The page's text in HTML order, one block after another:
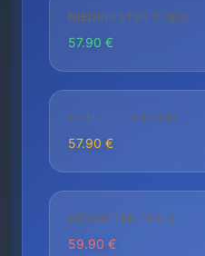
NIEDRIGSTER PREIS
57.90 €
AKTUELLER PREIS
57.90 €
HÖCHSTER PREIS
59.90 €